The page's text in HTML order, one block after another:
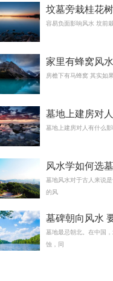
坟墓旁栽桂花
容易负面影响风水 坟前
家里有蜂窝风
福气
房檐下有马蜂窝 其实如
墓地上建房对
墓地上建房对人有什么
风水学如何选
墓地风水对于古人来说
的风
墓碑朝向风水
墓地最忌朝北。在中国
蚀，同